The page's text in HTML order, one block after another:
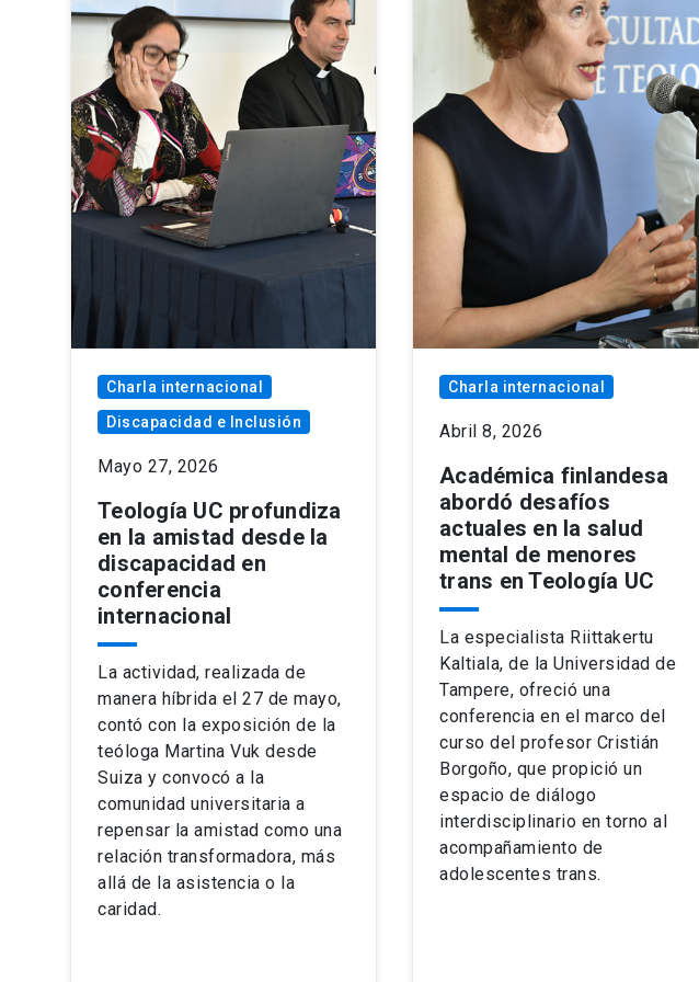
Charla internacional
Discapacidad e Inclusión
Mayo 27, 2026
Teología UC profundiza
en la amistad desde la
discapacidad en
conferencia
internacional
La actividad, realizada de
manera híbrida el 27 de mayo,
contó con la exposición de la
teóloga Martina Vuk desde
Suiza y convocó a la
comunidad universitaria a
repensar la amistad como una
relación transformadora, más
allá de la asistencia o la
caridad.
Charla internacional
Abril 8, 2026
Académica finlandesa
abordó desafíos
actuales en la salud
mental de menores
trans en Teología UC
La especialista Riittakertu
Kaltiala, de la Universidad de
Tampere, ofreció una
conferencia en el marco del
curso del profesor Cristián
Borgoño, que propició un
espacio de diálogo
interdisciplinario en torno al
acompañamiento de
adolescentes trans.